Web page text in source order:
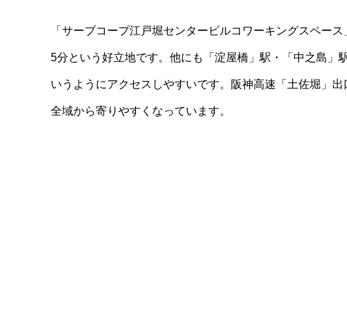
「サーブコープ江戸堀センタービルコワーキングスペー
5分という好立地です。他にも「淀屋橋」駅・「中之島」
いうようにアクセスしやすいです。阪神高速「土佐堀」
全域から寄りやすくなっています。